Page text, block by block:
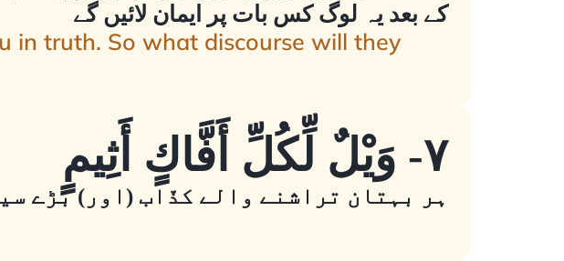
کے بعد یہ لوگ کس بات پر ایمان لائیں گے
in truth. So what discourse will they
٧- وَيْلٌ لِّكُلِّ أَفَّاكٍ أَثِيمٍ
ہر بہتان تراشنے والے کذّاب (اور) بڑے